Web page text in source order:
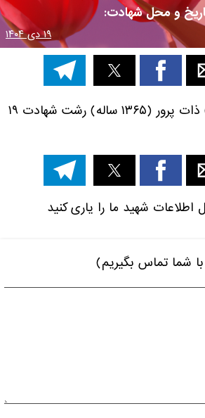
و محل شهادت:
۱۹ دی ۱۴۰۴
مسعود(مهدی) ذات پرور (۱۳۶۵ ساله) رشت شهادت ۱۹
اطلاعات شهید ما را یاری کنید
با شما تماس بگیریم)